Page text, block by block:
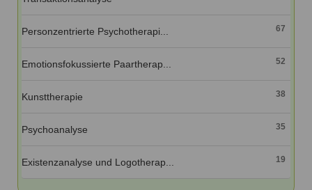
Personzentrierte Psychotherapi... 67
Emotionsfokussierte Paartherap... 52
Kunsttherapie 38
Psychoanalyse 35
Existenzanalyse und Logotherap... 19